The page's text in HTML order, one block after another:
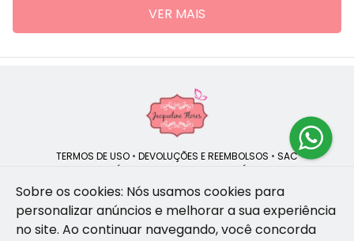
VER MAIS
TERMOS DE USO • DEVOLUÇÕES E REEMBOLSOS • SAC
POLÍTICA DE PRIVACIDADE POLÍTICA DE COOKIES
Jacqueline Flores | CNPJ: 47.335.418/0001-13
Sobre os cookies: Nós usamos cookies para
personalizar anúncios e melhorar a sua experiência
no site. Ao continuar navegando, você concorda